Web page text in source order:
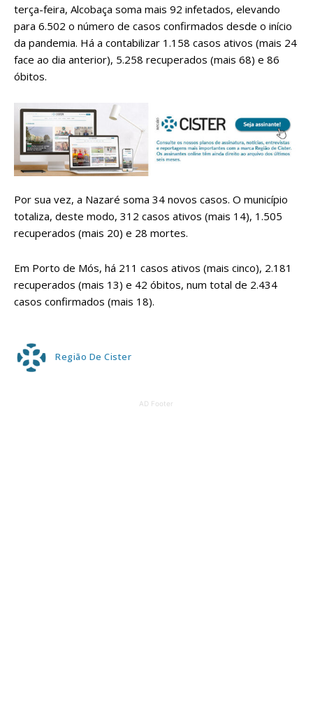
terça-feira, Alcobaça soma mais 92 infetados, elevando
para 6.502 o número de casos confirmados desde o início
da pandemia. Há a contabilizar 1.158 casos ativos (mais 24
face ao dia anterior), 5.258 recuperados (mais 68) e 86
óbitos.
Por sua vez, a Nazaré soma 34 novos casos. O município
totaliza, deste modo, 312 casos ativos (mais 14), 1.505
recuperados (mais 20) e 28 mortes.
Em Porto de Mós, há 211 casos ativos (mais cinco), 2.181
recuperados (mais 13) e 42 óbitos, num total de 2.434
casos confirmados (mais 18).
Região De Cister
AD Footer